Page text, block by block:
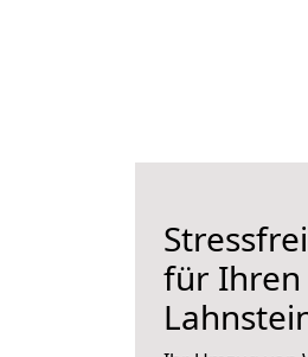
für Ihren